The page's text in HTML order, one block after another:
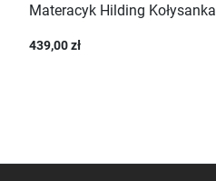
Materacyk Hilding Kołysanka
439,00 zł